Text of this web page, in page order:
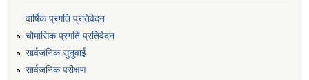
वार्षिक प्रगति प्रतिवेदन
चौमासिक प्रगति प्रतिवेदन
सार्वजनिक सुनुवाई
सार्वजनिक परीक्षण